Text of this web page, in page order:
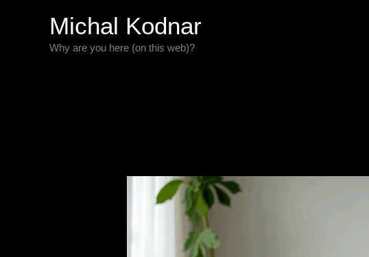
Michal Kodnar
Why are you here (on this web)?